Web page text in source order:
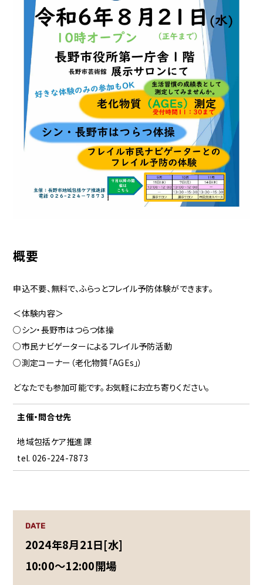
概要
申込不要、無料で、ふらっとフレイル予防体験ができます。
＜体験内容＞
○シン・長野市はつらつ体操
○市民ナビゲーターによるフレイル予防活動
○測定コーナー（老化物質「AGEs」）
どなたでも参加可能です。お気軽にお立ち寄りください。
主催・問合せ先
地域包括ケア推進課
tel. 026-224-7873
DATE
2024年8月21日[水]
10:00～12:00開場